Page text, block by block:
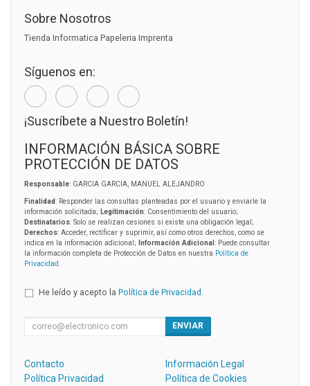
Sobre Nosotros
Tienda Informatica Papeleria Imprenta
Síguenos en:
¡Suscríbete a Nuestro Boletín!
INFORMACIÓN BÁSICA SOBRE
PROTECCIÓN DE DATOS
Responsable: GARCIA GARCIA, MANUEL ALEJANDRO
Finalidad: Responder las consultas planteadas por el usuario y enviarle la
información solicitada; Legitimación: Consentimiento del usuario;
Destinatarios: Solo se realizan cesiones si existe una obligación legal;
Derechos: Acceder, rectificar y suprimir, así como otros derechos, como se
indica en la información adicional;
Información Adicional : Puede consultar
la información completa de Protección de Datos en nuestra Política de
Privacidad
He leído y acepto la Política de Privacidad
ENVIAR
Contacto
Información Legal
Política Privacidad
Política de Cookies